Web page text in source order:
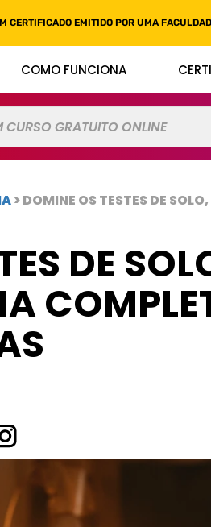
CERTIFICADO EMITIDO POR UMA
COMO FUNCIONA
> DOMINE OS TESTES DE
DE